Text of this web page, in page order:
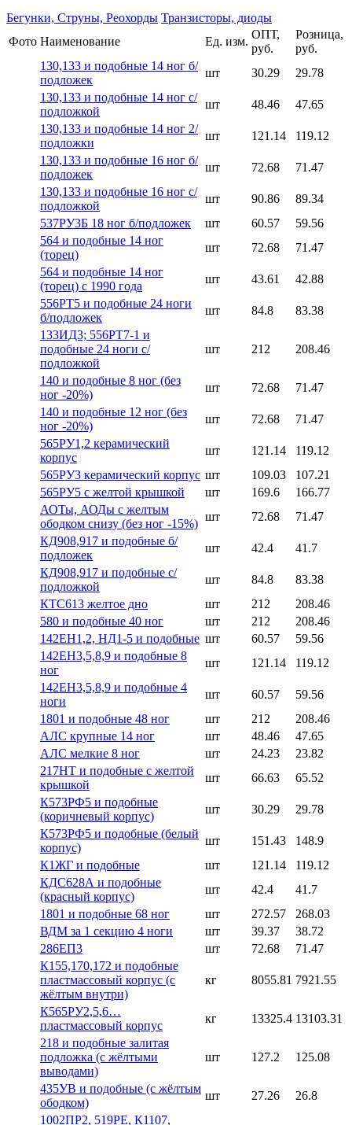
Бегунки, Струны, Реохорды Транзисторы, диоды
Фото Наименование Ед. изм.
ОПТ,
руб.
Розница,
руб.
130,133 и подобные 14 ног б/
подложек
шт 30.29
29.78
130,133 и подобные 14 ног с/
подложкой
шт 48.46
47.65
130,133 и подобные 14 ног 2/
подложки
шт 121.14
119.12
130,133 и подобные 16 ног б/
подложек
шт 72.68
71.47
130,133 и подобные 16 ног с/
подложкой
шт 90.86
89.34
537РУ3Б 18 ног б/подложек
шт 60.57
59.56
564 и подобные 14 ног
(торец)
шт 72.68
71.47
564 и подобные 14 ног
(торец) с 1990 года
шт 43.61
42.88
556РТ5 и подобные 24 ноги
б/подложек
шт 84.8
83.38
133ИД3; 556РТ7-1 и
подобные 24 ноги с/
подложкой
шт 212 208.46
140 и подобные 8 ног (без
ног -20%)
шт 72.68
71.47
140 и подобные 12 ног (без
ног -20%)
шт 72.68
71.47
565РУ1,2 керамический
корпус
шт 121.14
119.12
565РУ3 керамический корпус шт 109.03
107.21
565РУ5 с желтой крышкой
шт 169.6
166.77
АОТы, АОДы с желтым
ободком снизу (без ног -15%)
шт 72.68
71.47
КД908,917 и подобные б/
подложек
шт 42.4
41.7
КД908,917 и подобные с/
подложкой
шт 84.8
83.38
КТС613 желтое дно
шт 212
208.46
580 и подобные 40 ног
шт 212
208.46
142ЕН1,2, НД1-5 и подобные шт 60.57
59.56
142ЕН3,5,8,9 и подобные 8
ног
шт 121.14
119.12
142ЕН3,5,8,9 и подобные 4
ноги
шт 60.57
59.56
1801 и подобные 48 ног
шт 212
208.46
АЛС крупные 14 ног
шт 48.46
47.65
АЛС мелкие 8 ног
шт 24.23
23.82
217НТ и подобные с желтой
крышкой
шт 66.63
65.52
К573РФ5 и подобные
(коричневый корпус)
шт 30.29
29.78
К573РФ5 и подобные (белый
корпус)
шт 151.43
148.9
К1ЖГ и подобные
шт 121.14
119.12
КДС628А и подобные
(красный корпус)
шт 42.4
41.7
1801 и подобные 68 ног
шт 272.57
268.03
ВДМ за 1 секцию 4 ноги
шт 39.37
38.72
286ЕП3
шт 72.68
71.47
К155,170,172 и подобные
пластмассовый корпус (с
жёлтым внутри)
кг 8055.81 7921.55
К565РУ2,5,6…
пластмассовый корпус
кг 13325.4 13103.31
218 и подобные залитая
подложка (с жёлтыми
выводами)
шт 127.2 125.08
435УВ и подобные (с жёлтым
ободком)
шт 27.26
26.8
1002ПР2, 519РЕ, К1107,